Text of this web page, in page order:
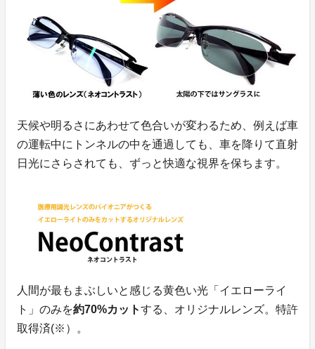
天候や明るさにあわせて色合いが変わるため、例えば車
の運転中にトンネルの中を通過しても、車を降りて直射
日光にさらされても、ずっと快適な視界を保ちます。
人間が最もまぶしいと感じる黄色い光「イエローライ
ト」のみを約70%カットする、オリジナルレンズ。特許
取得済(※）。